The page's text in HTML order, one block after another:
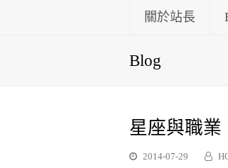
關於站長
Blog
星座與職業
2014-07-29